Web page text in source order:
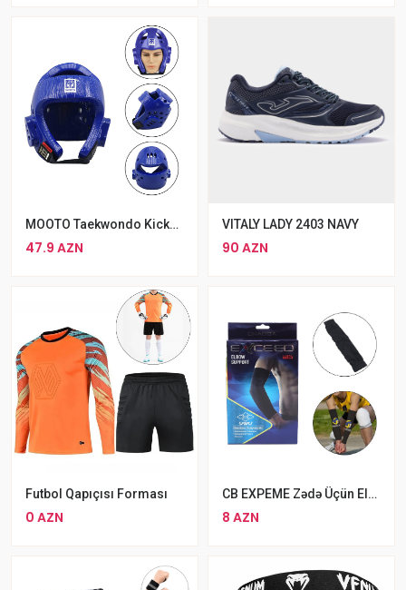
MOOTO Taekwondo Kickboks Kaskı Göy Rəngli Karate Şlemi
47.9 AZN
VITALY LADY 2403 NAVY
90 AZN
Futbol Qapıçısı Forması
0 AZN
CB EXPEME Zədə Üçün Elastik Dirsək Dəstəyi Neylon Qol Dəstəyi
8 AZN